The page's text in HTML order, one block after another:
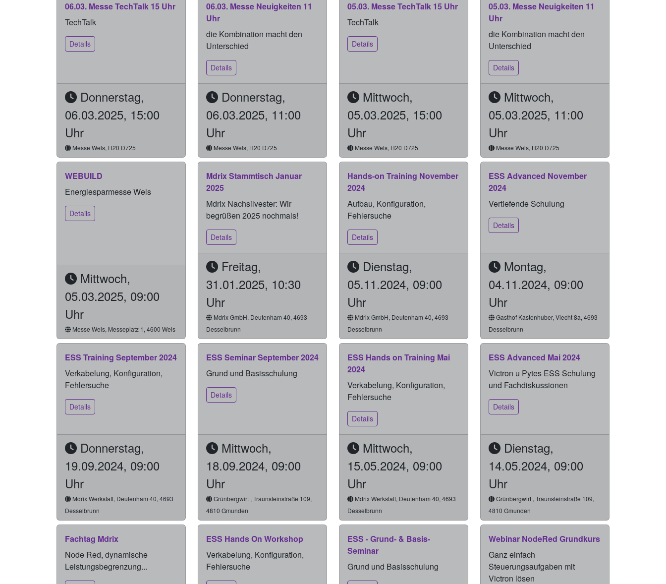
06.03. Messe TechTalk 15 Uhr
TechTalk
Details
Donnerstag,
06.03.2025, 15:00
Uhr
Messe Wels, H20 D725
06.03. Messe Neuigkeiten 11
Uhr
die Kombination macht den
Unterschied
Details
Donnerstag,
06.03.2025, 11:00
Uhr
Messe Wels, H20 D725
05.03. Messe TechTalk 15 Uhr
TechTalk
Details
Mittwoch,
05.03.2025, 15:00
Uhr
Messe Wels, H20 D725
05.03. Messe Neuigkeiten 11
Uhr
die Kombination macht den
Unterschied
Details
Mittwoch,
05.03.2025, 11:00
Uhr
Messe Wels, H20 D725
WEBUILD
Energiesparmesse Wels
Details
Mittwoch,
05.03.2025, 09:00
Uhr
Messe Wels, Messeplatz 1, 4600 Wels
Mdrix Stammtisch Januar
2025
Mdrix Nachsilvester: Wir
begrüßen 2025 nochmals!
Details
Freitag,
31.01.2025, 10:30
Uhr
Mdrix GmbH, Deutenham 40, 4693
Desselbrunn
Hands-on Training November
2024
Aufbau, Konfiguration,
Fehlersuche
Details
Dienstag,
05.11.2024, 09:00
Uhr
Mdrix GmbH, Deutenham 40, 4693
Desselbrunn
ESS Advanced November
2024
Vertiefende Schulung
Details
Montag,
04.11.2024, 09:00
Uhr
Gasthof Kastenhuber, Viecht 8a, 4693
Desselbrunn
ESS Training September 2024
Verkabelung, Konfiguration,
Fehlersuche
Details
Donnerstag,
19.09.2024, 09:00
Uhr
Mdrix Werkstatt, Deutenham 40, 4693
Desselbrunn
ESS Seminar September 2024
Grund und Basisschulung
Details
Mittwoch,
18.09.2024, 09:00
Uhr
Grünbergwirt , Traunsteinstraße 109,
4810 Gmunden
ESS Hands on Training Mai
2024
Verkabelung, Konfiguration,
Fehlersuche
Details
Mittwoch,
15.05.2024, 09:00
Uhr
Mdrix Werkstatt, Deutenham 40, 4693
Desselbrunn
ESS Advanced Mai 2024
Victron u Pytes ESS Schulung
und Fachdiskussionen
Details
Dienstag,
14.05.2024, 09:00
Uhr
Grünbergwirt , Traunsteinstraße 109,
4810 Gmunden
Fachtag Mdrix
Node Red, dynamische
Leistungsbegrenzung...
ESS Hands On Workshop
Verkabelung, Konfiguration,
Fehlersuche
ESS - Grund- & Basis-
Seminar
Grund und Basisschulung
Webinar NodeRed Grundkurs
Ganz einfach
Steuerungsaufgaben mit
Victron lösen